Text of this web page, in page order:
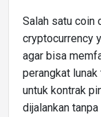
Salah satu coin
cryptocurrency
agar bisa
perangkat
untuk kontrak
dijalankan